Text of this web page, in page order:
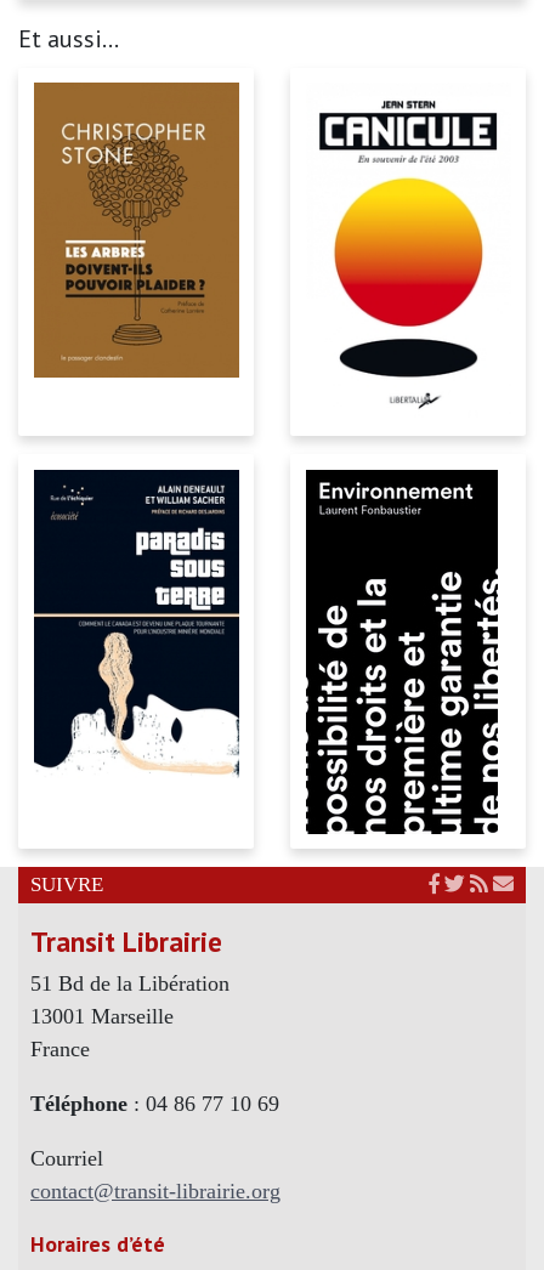
Et aussi...
SUIVRE
Transit Librairie
51 Bd de la Libération
13001 Marseille
France
Téléphone : 04 86 77 10 69
Courriel
contact@transit-librairie.org
Horaires d’été